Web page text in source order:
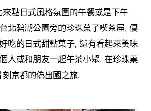
點日式風格氛圍的午餐或是下午
北碧湖公園旁的珍珠菓子喫茶屋, 優
吃的日式甜點菓子, 還有看起來美味
人或和朋友一起午茶小聚, 在珍珠菓
京都的偽出國之旅.